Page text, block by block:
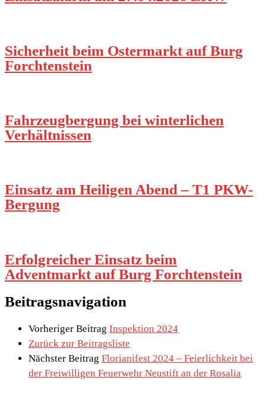
Sicherheit beim Ostermarkt auf Burg
Forchtenstein
Fahrzeugbergung bei winterlichen
Verhältnissen
Einsatz am Heiligen Abend – T1 PKW-
Bergung
Erfolgreicher Einsatz beim
Adventmarkt auf Burg Forchtenstein
Beitragsnavigation
Vorheriger Beitrag Inspektion 2024
Zurück zur Beitragsliste
Nächster Beitrag Florianifest 2024 – Feierlichkeit bei
der Freiwilligen Feuerwehr Neustift an der Rosalia